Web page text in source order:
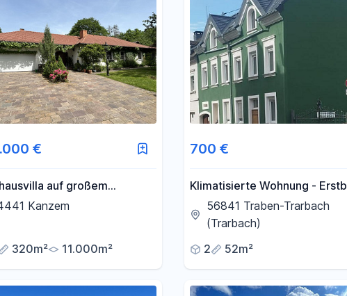
€
auf großem
Anwesen
Kanzem
320m² 11.000m²
700 €
Klimatisierte Wohnung -
nach Kernsanierung
56841 Traben-Trarbach
(Trarbach)
2
52m²